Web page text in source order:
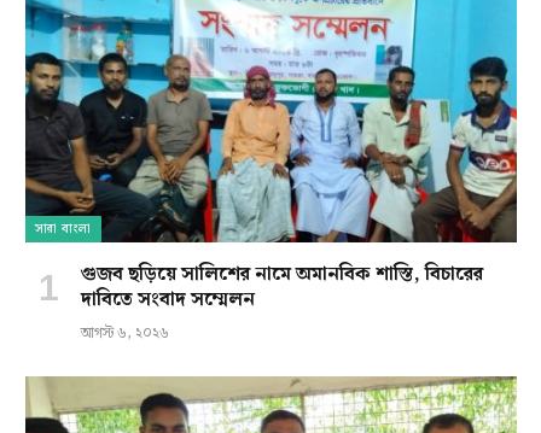
সারা বাংলা
গুজব ছড়িয়ে সালিশের নামে অমানবিক শাস্তি, বিচারের
দাবিতে সংবাদ সম্মেলন
আগস্ট ৬, ২০২৬